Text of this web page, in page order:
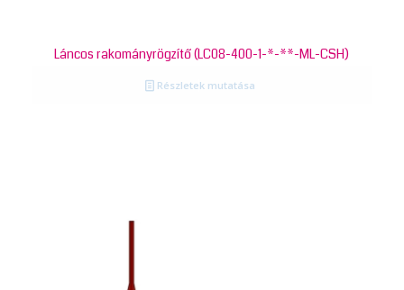
Láncos rakományrögzítő (LC08-400-1-*-**-ML-CSH)
Részletek mutatása